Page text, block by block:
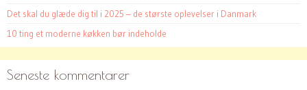
Det skal du glæde dig til i 2025 – de største oplevelser i Danmark
10 ting et moderne køkken bør indeholde
Seneste kommentarer